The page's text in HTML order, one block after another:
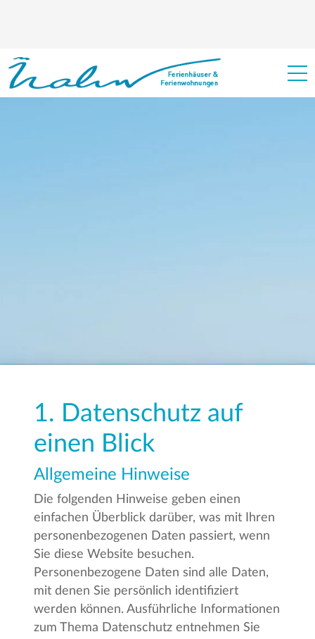
1. Datenschutz auf
einen Blick
Allgemeine Hinweise
Die folgenden Hinweise geben einen
einfachen Überblick darüber, was mit Ihren
personenbezogenen Daten passiert, wenn
Sie diese Website besuchen.
Personenbezogene Daten sind alle Daten,
mit denen Sie persönlich identifiziert
werden können. Ausführliche Informationen
zum Thema Datenschutz entnehmen Sie